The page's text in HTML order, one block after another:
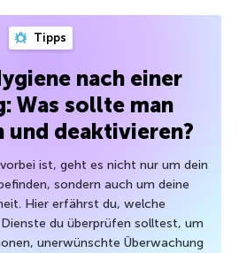
Tipps
nach einer
Was sollte man
und deaktivieren?
ist, geht es nicht nur um dein
sondern auch um deine
Hier erfährst du, welche
du überprüfen solltest, um
unerwünschte Überwachung